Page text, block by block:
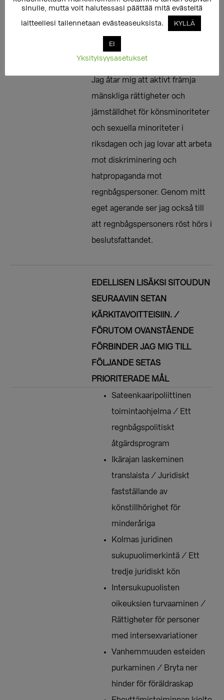
Varmistan myös omalla
toiminnallani, että sukupuoli- ja
seksuaalivähemmistöjen oma
ääni kuuluu päätöksenteossa. //
Jag åtar mig att aktivt främja
mänskliga rättigheter och
jämställdhet för könsminoriteter
och sexuella minoriteter i
riksdagen och jag lovar att arbeta
mot diskriminering och
hatpropaganda mot
regnbågspersoner. Genom mitt
eget agerande ser jag också till
att regnbågspersoners röst hörs i
beslutsfattandet.
EDELLISEN LISÄKSI SITOUDUN
SEURAAVIIN SETAN
KÄRKITAVOITTEISIIN. /
FÖRUTOM OVANSTÅENDE
FÖRBINDER JAG MIG TILL
FÖLJANDE SETAS
PRIORITERADE MÅL
Sateenkaaripoliittinen
toimintaohjelma / Ett
regnbågspolitiskt
åtgärdsprogram
Ikärajan laskeminen
translaista / Juridiskt
fastställande av
könstillhörighet för
minderåriga
Kolmas juridinen
sukupuolimerkintä / Ett
tredje juridiskt kön
Intersukupuolisten
oikeuksien turvaaminen /
Rättigheter för personer
med intersexvariationer
Vanhemmuuden esteiden
purkaminen / Bryta ner
hinder för föräldraskap
sinulle, mutta voit halutessasi päättää mitä evästeitä
laitteellesi tallennetaan evästeaseuksista.
KYLLÄ
EI
Yksityisyysasetukset